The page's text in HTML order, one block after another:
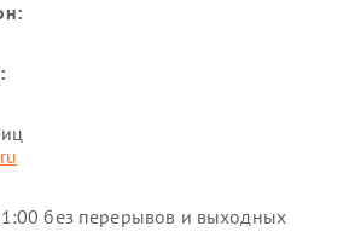
без перерывов и выходных